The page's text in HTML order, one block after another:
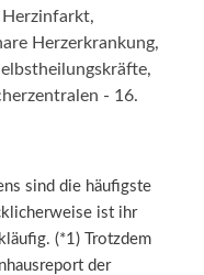
Herzinfarkt,
Herzerkrankung,
,
- 16.
sind die häufigste
ist ihr
(*1) Trotzdem
der